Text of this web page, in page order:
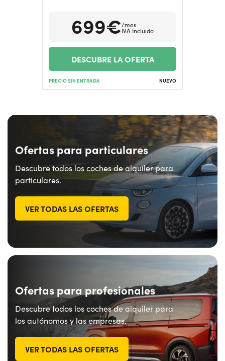
¿Necesitas ayuda? +34672028071
699€/mes
IVA Incluido
DESCUBRE LA OFERTA
PRECIO SIN ENTRADA NUEVO
Ofertas para particulares
Descubre todos los coches de alquiler para
particulares.
VER TODAS LAS OFERTAS
Ofertas para profesionales
Descubre todos los coches de alquiler para
los autónomos y las empresas.
VER TODAS LAS OFERTAS